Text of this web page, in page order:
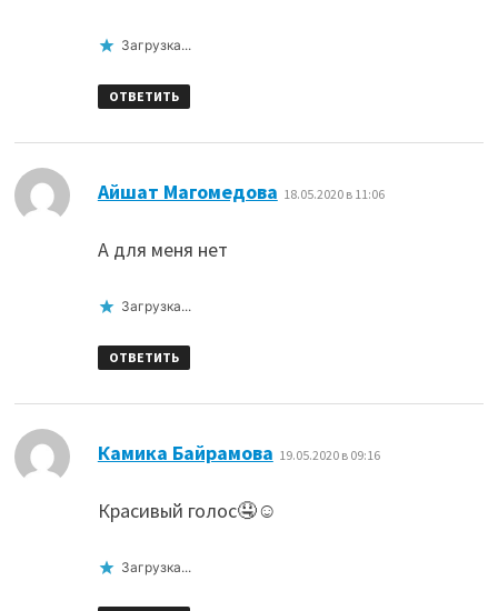
Загрузка...
ОТВЕТИТЬ
Айшат Магомедова 18.05.2020 в 11:06
А для меня нет
Загрузка...
ОТВЕТИТЬ
Камика Байрамова 19.05.2020 в 09:16
Красивый голос🤤☺️
Загрузка...